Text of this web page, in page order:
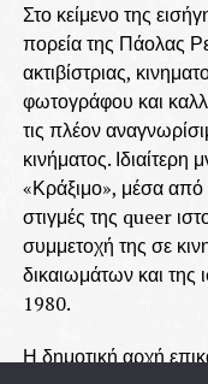
Στο κείμενο της
πορεία της Πάολας
ακτιβίστριας,
φωτογράφου και
τις πλέον
κινήματος. Ιδιαίτερη
«Κράξιμο», μέσα από
στιγμές της queer
συμμετοχή της σε
δικαιωμάτων και της
1980.
Η δημοτική αρχή